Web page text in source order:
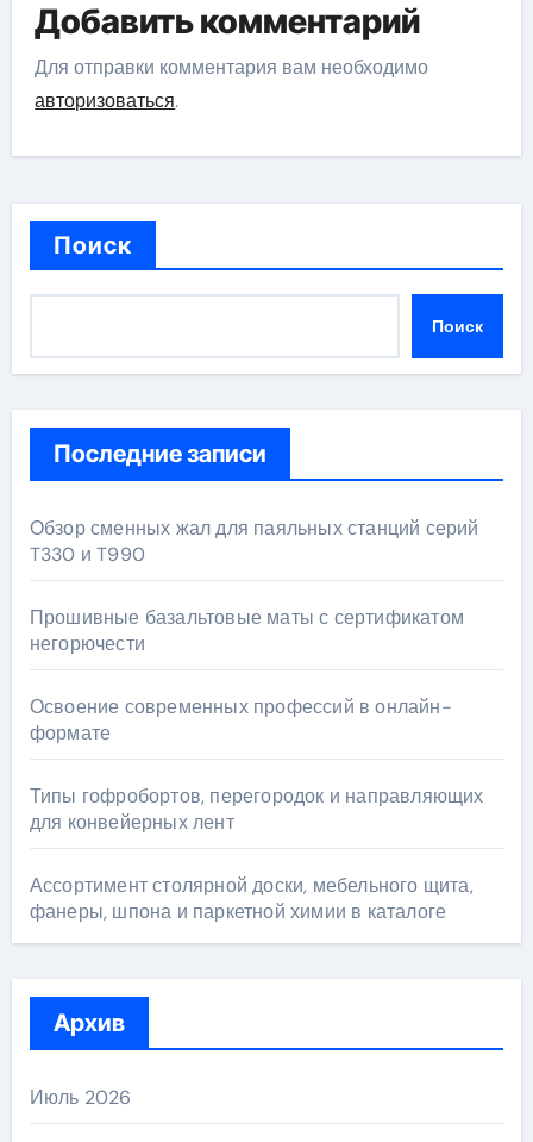
Добавить комментарий
Для отправки комментария вам необходимо
авторизоваться.
Поиск
Поиск
Последние записи
Обзор сменных жал для паяльных станций серий
T330 и T990
Прошивные базальтовые маты с сертификатом
негорючести
Освоение современных профессий в онлайн-
формате
Типы гофробортов, перегородок и направляющих
для конвейерных лент
Ассортимент столярной доски, мебельного щита,
фанеры, шпона и паркетной химии в каталоге
Архив
Июль 2026